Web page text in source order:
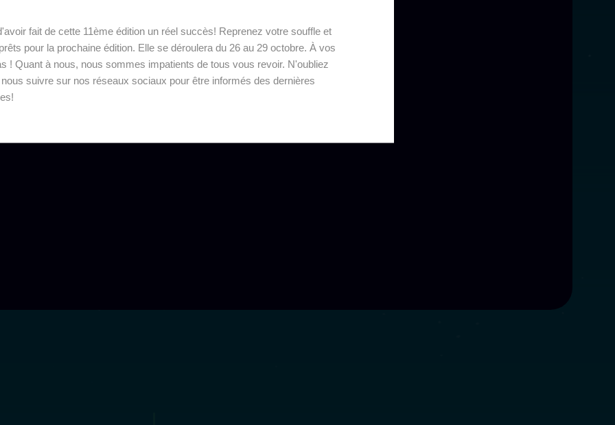
fait de cette 11ème édition un réel succès! Reprenez votre souffle et
pour la prochaine édition. Elle se déroulera du 26 au 29 octobre. À vos
! Quant à nous, nous sommes impatients de tous vous revoir. N'oubliez
suivre sur nos réseaux sociaux pour être informés des dernières